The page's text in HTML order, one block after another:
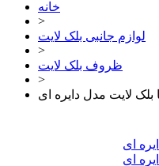
خانه
>
لوازم جانبی بلک لایت
>
ظروف بلک لایت
>
لایت مدل دایره ای